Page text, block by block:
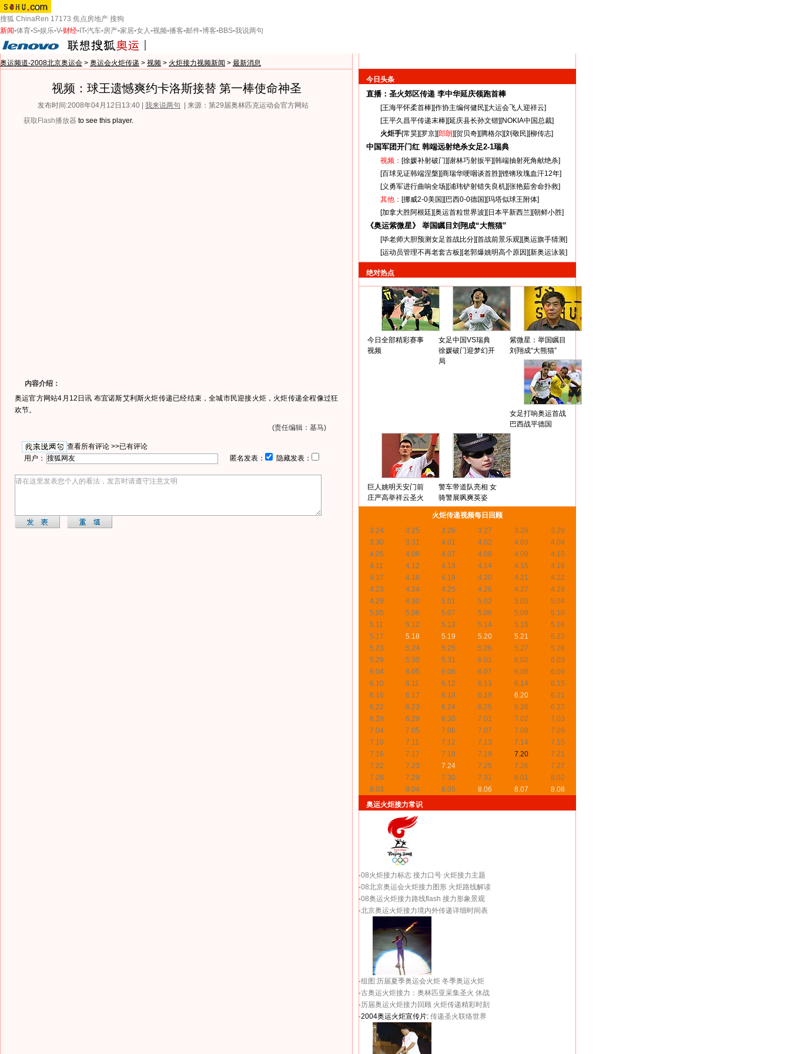
搜狐 ChinaRen 17173 焦点房地产 搜狗
新闻-体育-S-娱乐-V-财经- IT-汽车-房产-家居-女人-视频-播客-邮件-博客-BBS-我说两句
奥运频道-2008北京奥运会 > 奥运会火炬传递 > 视频 > 火炬接力视频新闻 > 最新消息
视频：球王遗憾爽约卡洛斯接替 第一棒使命神圣
发布时间:2008年04月12日13:40 | 我来说两句
| 来源：第29届奥林匹克运动会官方网站
获取Flash播放器 to see this player.
内容介绍：
奥运官方网站4月12日讯 布宜诺斯艾利斯火炬传递已经结束，全城市民迎接火炬，火炬传递全程像过狂
欢节。
(责任编辑：基马)
查看所有评论 >>已有评论
用户：
匿名发表： 隐藏发表：
今日头条
直播：圣火郊区传递 李中华延庆领跑首棒
[王海平怀柔首棒][作协主编何健民][大运会飞人迎祥云]
[王平久昌平传递末棒][延庆县长孙文锴][NOKIA中国总裁]
火炬手[常昊][罗京][郎朗][贺贝奇][腾格尔][刘敬民][柳传志]
中国军团开门红 韩端远射绝杀女足2-1瑞典
视频： [徐媛补射破门][谢林巧射扳平][韩端抽射死角献绝杀]
[百球见证韩端涅槃][商瑞华哽咽谈首胜][铿锵玫瑰血汗12年]
[义勇军进行曲响全场][浦玮铲射错失良机][张艳茹舍命扑救]
其他： [挪威2-0美国][巴西0-0德国][玛塔似球王附体]
[加拿大胜阿根廷][奥运首粒世界波][日本平新西兰][朝鲜小胜]
《奥运紫微星》 举国瞩目刘翔成“大熊猫”
[毕老师大胆预测女足首战比分][首战前景乐观][奥运旗手猜测]
[运动员管理不再老套古板][老郭爆姚明高个原因][新奥运泳装]
绝对热点
今日全部精彩赛事
视频
女足中国VS瑞典
徐媛破门迎梦幻开
局
紫微星：举国瞩目
刘翔成“大熊猫”
女足打响奥运首战
巴西战平德国
巨人姚明天安门前
庄严高举祥云圣火
警车带道队亮相 女
骑警展飒爽英姿
火炬传递视频每日回顾
3.24
3.25 3.26 3.27 3.28
3.29
3.30
3.31 4.01 4.02 4.03
4.04
4.05
4.06 4.07 4.08 4.09
4.10
4.11
4.12 4.13 4.14 4.15
4.16
4.17
4.18 4.19 4.20 4.21
4.22
4.23
4.24 4.25 4.26 4.27
4.28
4.29
4.30 5.01 5.02 5.03
5.04
5.05
5.06 5.07 5.08 5.09
5.10
5.11
5.12 5.13 5.14 5.15
5.16
5.17
5.18 5.19 5.20 5.21
5.22
5.23
5.24 5.25 5.26 5.27
5.28
5.29
5.30 5.31 6.01 6.02
6.03
6.04
6.05 6.06 6.07 6.08
6.09
6.10
6.11 6.12 6.13 6.14
6.15
6.16
6.17 6.18 6.19 6.20
6.21
6.22
6.23 6.24 6.25 6.26
6.27
6.28
6.29 6.30 7.01 7.02
7.03
7.04
7.05 7.06 7.07 7.08
7.09
7.10
7.11 7.12 7.13 7.14
7.15
7.16
7.17 7.18 7.19 7.20
7.21
7.22
7.23 7.24 7.25 7.26
7.27
7.28
7.29 7.30 7.31 8.01
8.02
8.03
8.04 8.05 8.06 8.07
8.08
奥运火炬接力常识
·08火炬接力标志 接力口号 火炬接力主题
·08北京奥运会火炬接力图形 火炬路线解读
·08奥运火炬接力路线flash 接力形象景观
·北京奥运火炬接力境内外传递详细时间表
·组图:历届夏季奥运会火炬 冬季奥运火炬
·古奥运火炬接力：奥林匹亚采集圣火 休战
·历届奥运火炬接力回顾 火炬传递精彩时刻
·2004奥运火炬宣传片: 传递圣火联络世界